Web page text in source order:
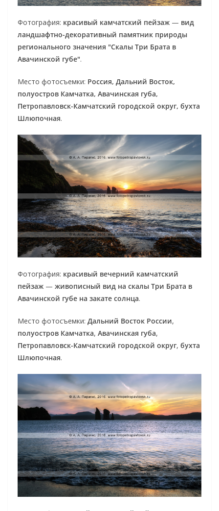
Фотография: красивый камчатский пейзаж — вид
ландшафтно-декоративный памятник природы
регионального значения "Скалы Три Брата в
Авачинской губе".
Место фотосъемки: Россия, Дальний Восток,
полуостров Камчатка, Авачинская губа,
Петропавловск-Камчатский городской округ, бухта
Шлюпочная.
Фотография: красивый вечерний камчатский
пейзаж — живописный вид на скалы Три Брата в
Авачинской губе на закате солнца.
Место фотосъемки: Дальний Восток России,
полуостров Камчатка, Авачинская губа,
Петропавловск-Камчатский городской округ, бухта
Шлюпочная.